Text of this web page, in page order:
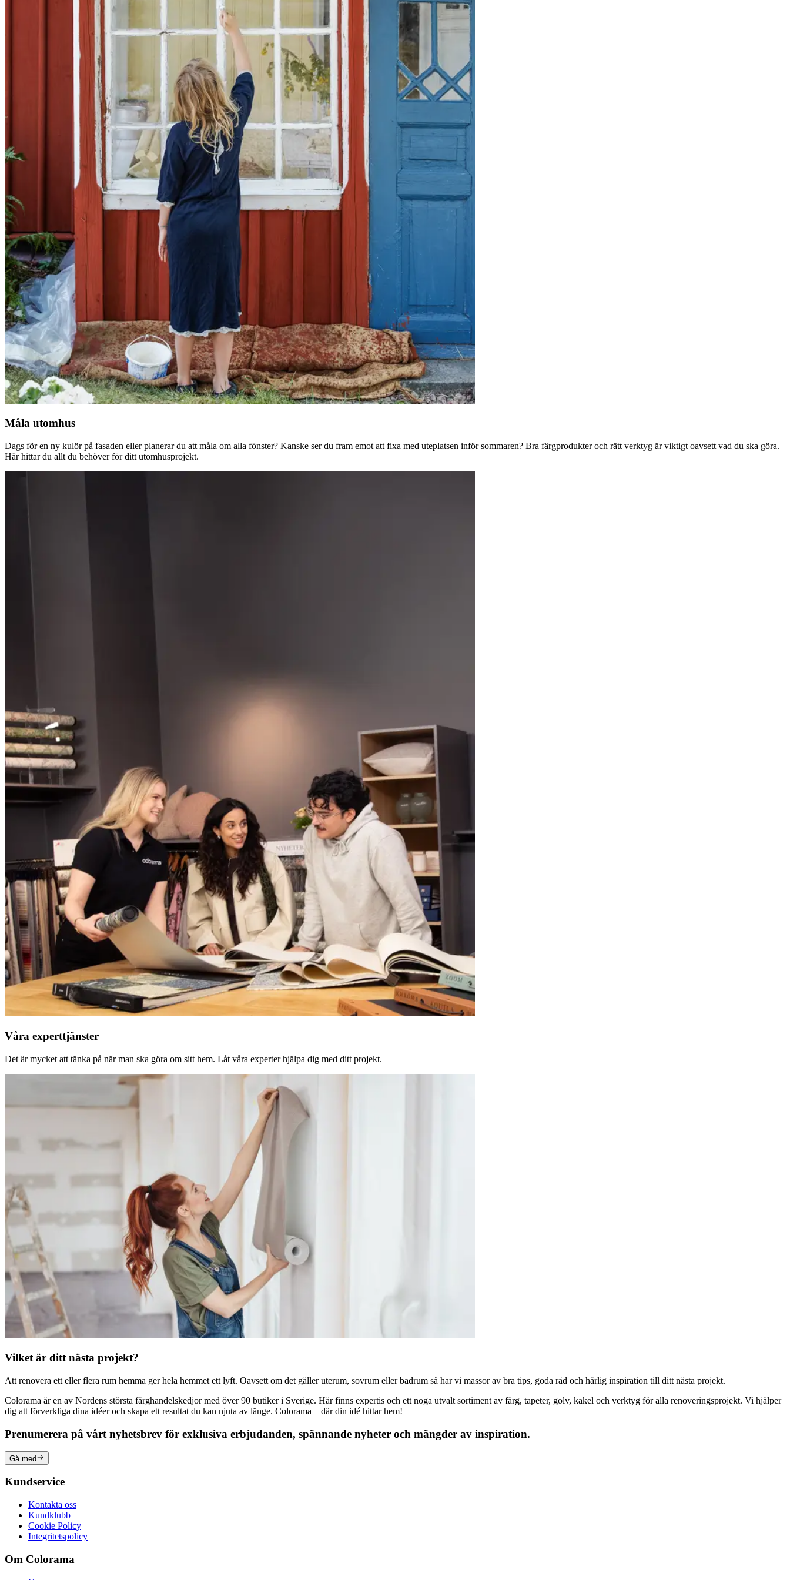
Måla utomhus
Dags för en ny kulör på fasaden eller planerar du att måla om alla fönster? Kanske ser du fram emot att fixa med uteplatsen inför sommaren? Bra färgprodukter och rätt verktyg är viktigt oavsett vad du ska göra.
Här hittar du allt du behöver för ditt utomhusprojekt.
Våra experttjänster
Det är mycket att tänka på när man ska göra om sitt hem. Låt våra experter hjälpa dig med ditt projekt.
Vilket är ditt nästa projekt?
Att renovera ett eller flera rum hemma ger hela hemmet ett lyft. Oavsett om det gäller uterum, sovrum eller badrum så har vi massor av bra tips, goda råd och härlig inspiration till ditt nästa projekt.
Colorama är en av Nordens största färghandelskedjor med över 90 butiker i Sverige. Här finns expertis och ett noga utvalt sortiment av färg, tapeter, golv, kakel och verktyg för alla renoveringsprojekt. Vi hjälper
dig att förverkliga dina idéer och skapa ett resultat du kan njuta av länge. Colorama – där din idé hittar hem!
Prenumerera på vårt nyhetsbrev för exklusiva erbjudanden, spännande nyheter och mängder av inspiration.
Gå med
Kundservice
Kontakta oss
Kundklubb
Cookie Policy
Integritetspolicy
Om Colorama